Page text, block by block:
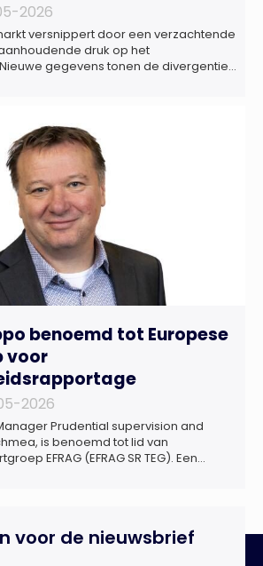
2026
versnippert door een verzachtende
druk op het
gegevens tonen de divergentie
voor het eerste kwartaal van 2026
[…]
benoemd tot Europese
voor
2026
Prudential supervision and
is benoemd tot lid van
EFRAG (EFRAG SR TEG). Een
bij het ontwikkelen van […]
voor de nieuwsbrief